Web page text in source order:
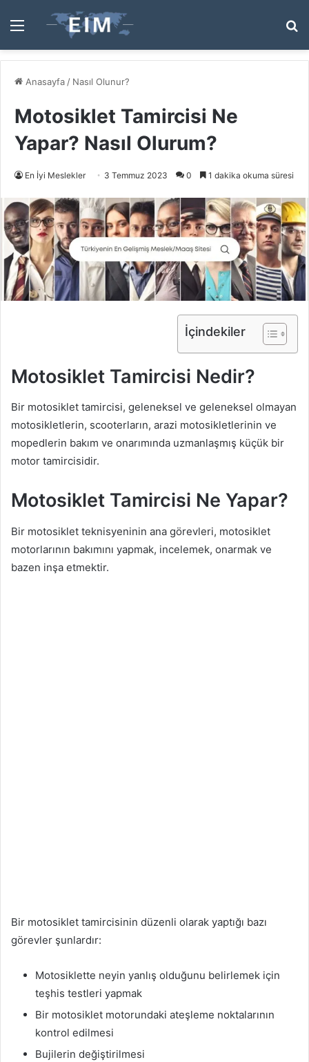
Menü
...
Anasayfa / Nasıl Olunur?
Motosiklet Tamircisi Ne
Yapar? Nasıl Olurum?
En İyi Meslekler 3 Temmuz 2023 0 1 dakika okuma süresi
İçindekiler
Motosiklet Tamircisi Nedir?
Bir motosiklet tamircisi, geleneksel ve geleneksel olmayan
motosikletlerin, scooterların, arazi motosikletlerinin ve
mopedlerin bakım ve onarımında uzmanlaşmış küçük bir
motor tamircisidir.
Motosiklet Tamircisi Ne Yapar?
Bir motosiklet teknisyeninin ana görevleri, motosiklet
motorlarının bakımını yapmak, incelemek, onarmak ve
bazen inşa etmektir.
Bir motosiklet tamircisinin düzenli olarak yaptığı bazı
görevler şunlardır:
Motosiklette neyin yanlış olduğunu belirlemek için
teşhis testleri yapmak
Bir motosiklet motorundaki ateşleme noktalarının
kontrol edilmesi
Bujilerin değiştirilmesi